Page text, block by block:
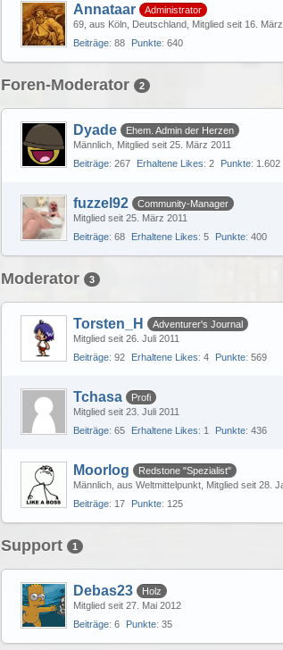
Annataar
Administrator
69 aus Köln, Deutschland
Mitglied seit 16. März
Beiträge 88 Punkte 640
Foren-Moderator 2
Dyade
Ehem. Admin der Herzen
Männlich
Mitglied seit 25. März 2011
Beiträge 267 Erhaltene Likes 2 Punkte 1.602
fuzzel92
Community-Manager
Mitglied seit 25. März 2011
Beiträge 68 Erhaltene Likes 5 Punkte 400
Moderator 3
Torsten_H
Adventurer's Journal
Mitglied seit 26. Juli 2011
Beiträge 92 Erhaltene Likes 4 Punkte 569
Tchasa
Profi
Mitglied seit 23. Juli 2011
Beiträge 65 Erhaltene Likes 1 Punkte 436
Moorlog
Redstone "Spezialist"
Männlich aus Weltmittelpunkt
Mitglied seit 28.
Beiträge
17 Punkte 125
Support 1
Debas23
Holz
Mitglied seit 27. Mai 2012
Beiträge 6 Punkte 35